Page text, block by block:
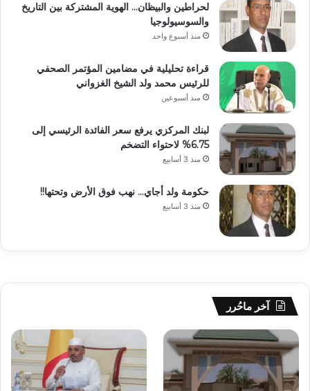
لحراطين والبيظان… الهوية المشتركة بين التاريخ
والسوسيولوجيا
منذ أسبوع واحد
قراءة تحليلية في مضامين المؤتمر الصحفي
للرئيس محمد ولد الشيخ الغزواني
منذ أسبوعين
لبنك المركزي يرفع سعر الفائدة الرئيسي إلى
6.75% لاحتواء التضخم
منذ 3 أسابيع
حكومة ولد أجاي… نهب فوق الأرض وتحتها!!
منذ 3 أسابيع
آخر ماحُرر